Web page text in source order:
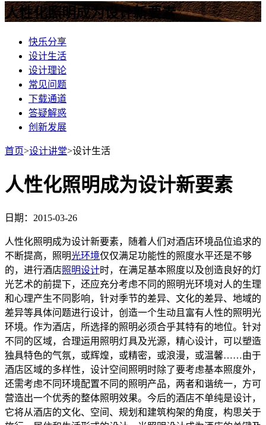
人性化照明成为设计新要素
快乐分享
设计生活
设计理论
常见问题
下载通道
答疑解惑
创新发展
首页>设计讲堂>设计生活
人性化照明成为设计新要素
日期：2015-03-26
人性化照明成为设计新要素，随着人们对酒店环境品位追求的
不断提高，照明光环境仅仅满足功能性的照度水平还是不够
的，进行酒店照明设计时，在满足基本照度以及创造良好的灯
光艺术的前提下，还应充分考虑不同的照明光环境对人的生理
和心理产生不同影响，针对季节的差异、文化的差异、地域的
差异等具体问题进行设计，创造一个生动且富有人性的照明光
环境。作为酒店，所选择的照明必须合乎其特有的地位。针对
不同的区域，合理运用照明灯具及光源，精心设计，可以塑造
独具特色的气氛，或辉煌，或精密，或浪漫，或温馨……由于
酒店区域的多样性，设计空间照明时除了要考虑基本照度外，
还需考虑不同环境配置不同的照明产品，两者和谐统一，方可
营造出一个优秀的整体照明效果。今后的酒店不单纯是设计，
它将从酒店的文化、空间、规划和建筑构架的角度，构思关于